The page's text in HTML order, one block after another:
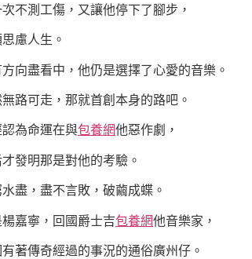
測工傷，又讓他停下了腳步，
人生。
盡看中，他仍是選擇了心愛的音樂。
可走，那就首創本身的路吧。
為命運在與包養網他惡作劇，
明那是對他的考驗。
，盡不言敗，破繭成蝶。
寧，回國爵士吉包養網他音樂家，
傳奇經過的事況的通俗廣州仔。